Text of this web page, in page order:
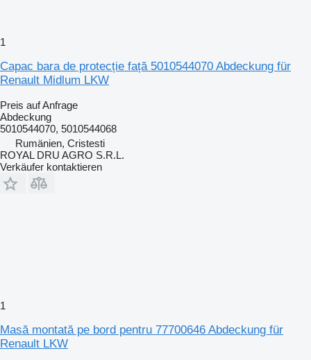
1
Capac bara de protecție față 5010544070 Abdeckung für
Renault Midlum LKW
Preis auf Anfrage
Abdeckung
5010544070, 5010544068
Rumänien, Cristesti
ROYAL DRU AGRO S.R.L.
Verkäufer kontaktieren
1
Masă montată pe bord pentru 77700646 Abdeckung für
Renault LKW